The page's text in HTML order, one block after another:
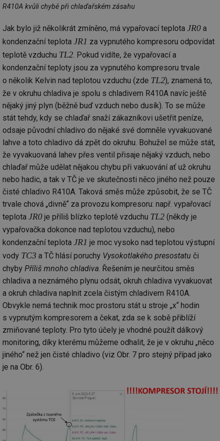
R410A kvůli chybě při chlaďařském zásahu
Jak bylo již několikrát zmíněno, má vypařovací teplota JR0 a
kondenzační teplota JR1 za vypnutého kompresoru odpovídat
teplotě vzduchu TL2. Pokud vidíte, že vypařovací a
kondenzační teploty jsou za vypnutého kompresoru trvale
o několik Kelvin nad teplotou vzduchu (zde TL2), znamená to,
že v okruhu chladiva je spolu s chladivem R410A navíc ještě
nějaký jiný plyn (běžně buď vzduch nebo dusík). To se může
stát tehdy, kdy se chlaďař snaží zákazníkovi ušetřit peníze,
odsaje původní chladivo do nějaké své domněle vyvakuované
lahve a toto chladivo dá zpět do okruhu. Bohužel se může stát,
že vyvakuovaná lahev přes ventil přisaje nějaký vzduch, nebo
chlaďař může udělat nějakou chybu při vakuování ať už okruhu
nebo hadic, a tak v TČ je ve skutečnosti něco jiného než pouze
čisté chladivo R410A. Taková směs může způsobit, že se TČ
trvale chová „divně“ za provozu kompresoru: např. vypařovací
teplota JR0 je příliš blízko teplotě vzduchu TL2 (někdy je
vypařovačka dokonce nad teplotou vzduchu), nebo
kondenzační teplota JR1 je moc vysoko nad teplotou výstupní
vody TC3 a TČ hlásí poruchy Vysokotlakého presostatu či
chyby Příliš mnoho chladiva. Řešením je neurčitou směs
chladiva a neznámého plynu odsát, okruh chladiva vyvakuovat
a okruh chladiva naplnit zcela čistým chladivem R410A.
Obvykle nemá technik moc prostoru stát u stroje „x“ hodin
s vypnutým kompresorem a čekat, zda se k sobě přiblíží
zmiňované teploty. Pro tyto účely je vhodné použít dálkový
monitoring, díky kterému můžeme odhalit, že je v okruhu „něco
jiného“ než jen čisté chladivo (viz Obr. 7 pro stejný případ jako
je na Obr. 6).
info.cz
prohlížeče
id
konference.tzb-
info.cz
1 rok
_hjAbsoluteSessionInProgress
Hotjar Ltd
.tzb-info.cz
59 sekund
id
vetrani.tzb-
info.cz
10 let
Hotjar Ltd
elektro.tzb-
info.cz
59 sekund
mv
Airtable
.tzb-info.cz
2 měsíce 4
týdny
id
info.cz